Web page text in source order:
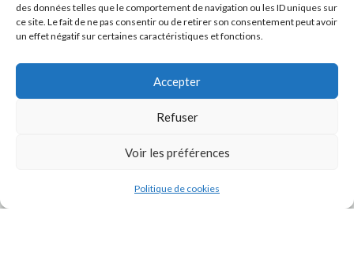
des données telles que le comportement de navigation ou les ID uniques sur
ce site. Le fait de ne pas consentir ou de retirer son consentement peut avoir
un effet négatif sur certaines caractéristiques et fonctions.
Accepter
Refuser
Voir les préférences
Politique de cookies
Message